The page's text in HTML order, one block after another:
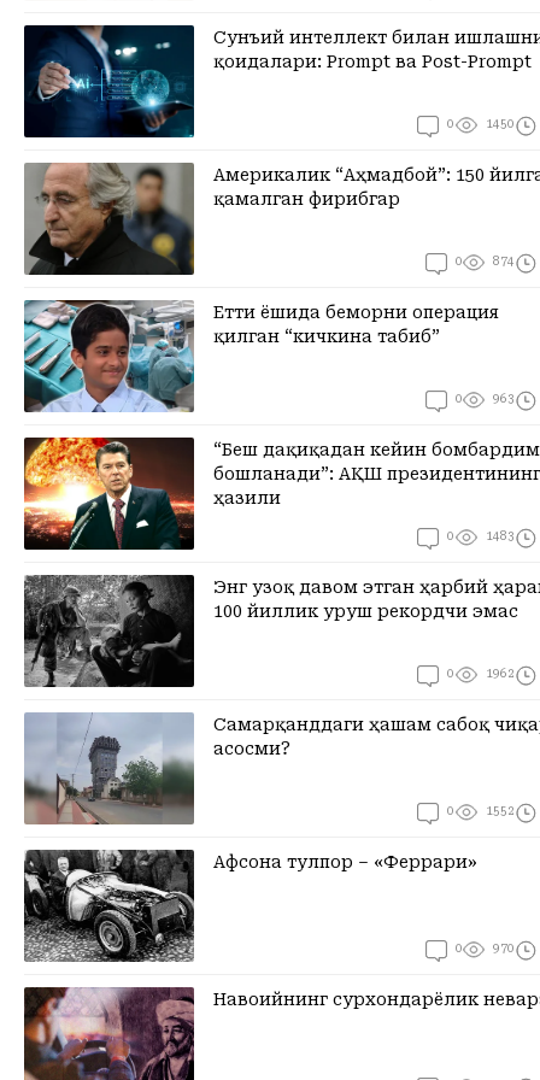
Сунъий интеллект билан
қоидалари: Prompt ва Post-Prompt
0 1450
Америкалик “Аҳмадбой”: 150
қамалган фирибгар
0 874
Етти ёшида беморни операция
қилган “кичкина табиб”
0 963
“Беш дақиқадан кейин
бошланади”: АҚШ
ҳазили
0 1483
Энг узоқ давом этган ҳарбий
100 йиллик уруш рекордчи эмас
0 1962
Самарқанддаги ҳашам сабоқ
асосми?
0 1552
Афсона тулпор – «Феррари»
0 970
Навоийнинг сурхондарёлик